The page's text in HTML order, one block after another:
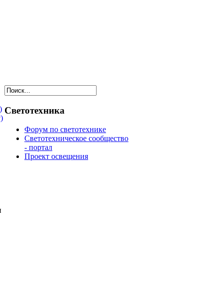
Светотехника
Форум по светотехнике
Светотехническое сообщество
- портал
Проект освещения